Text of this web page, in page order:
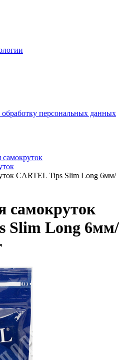
персональных данных
CARTEL Tips Slim Long 6мм/
самокруток
Slim Long 6мм/